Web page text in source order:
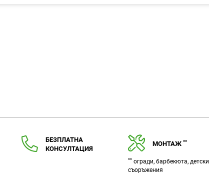
БЕЗПЛАТНА
КОНСУЛТАЦИЯ
МОНТАЖ **
** огради, барбекюта, детски
съоръжения